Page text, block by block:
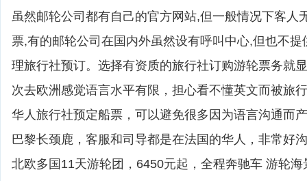
虽然邮轮公司都有自己的官方网站,但一般情况下客人
票,有的邮轮公司在国内外虽然设有呼叫中心,但也不
理旅行社预订。选择有资质的旅行社订购游轮票务就
次去欧洲感觉语言水平有限，担心看不懂英文而被旅
华人旅行社预定船票，可以避免很多因为语言沟通而
巴黎长颈鹿，客服和司导都是在法国的华人，非常好
北欧多国11天游轮团，6450元起，全程奔驰车 游轮